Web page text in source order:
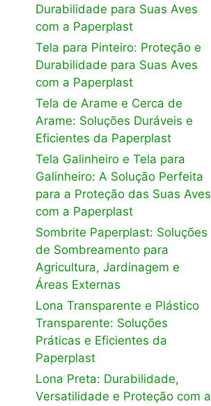
Durabilidade para Suas Aves
com a Paperplast
Tela para Pinteiro: Proteção e
Durabilidade para Suas Aves
com a Paperplast
Tela de Arame e Cerca de
Arame: Soluções Duráveis e
Eficientes da Paperplast
Tela Galinheiro e Tela para
Galinheiro: A Solução Perfeita
para a Proteção das Suas Aves
com a Paperplast
Sombrite Paperplast: Soluções
de Sombreamento para
Agricultura, Jardinagem e
Áreas Externas
Lona Transparente e Plástico
Transparente: Soluções
Práticas e Eficientes da
Paperplast
Lona Preta: Durabilidade,
Versatilidade e Proteção com a